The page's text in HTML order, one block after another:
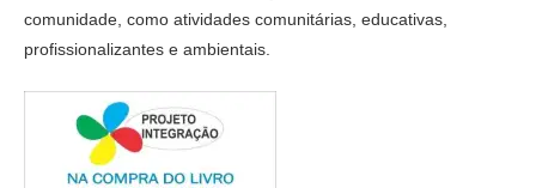
comunidade, como atividades comunitárias, educativas,
profissionalizantes e ambientais.